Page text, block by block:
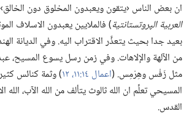
ان بعض الناس ‹يتقون ويعبدون المخلوق دون
العربية الپروتستانتية‏)‏ فالملايين يعبدون الاسلاف
بعيد جدا بحيث يتعذَّر الاقتراب اليه.‏ وفي الديانة
من الآلهة والإلاهات.‏ وفي زمن رسل يسوع المسيح،‏
مثل زَفْس وهِرْمِس.‏ (‏اعمال ١٤:‏١١،‏ ١٢
‏)‏ وثمة كنائس
المسيحي تعلِّم ان الله ثالوث يتألف من الله الآب،‏ الله
القدس.‏